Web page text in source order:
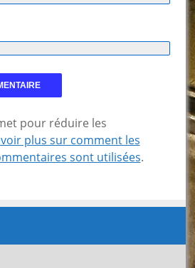
pour réduire les
plus sur comment les
sont utilisées.